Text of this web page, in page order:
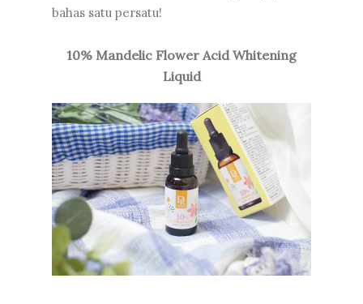
bahas satu persatu!
10% Mandelic Flower Acid Whitening
Liquid